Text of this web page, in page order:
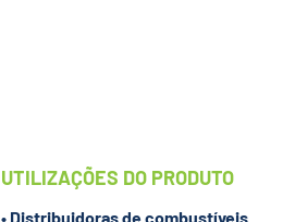
no compartimento
podendo ser
UTILIZAÇÕES DO PRODUTO
• Distribuidoras de combustíveis